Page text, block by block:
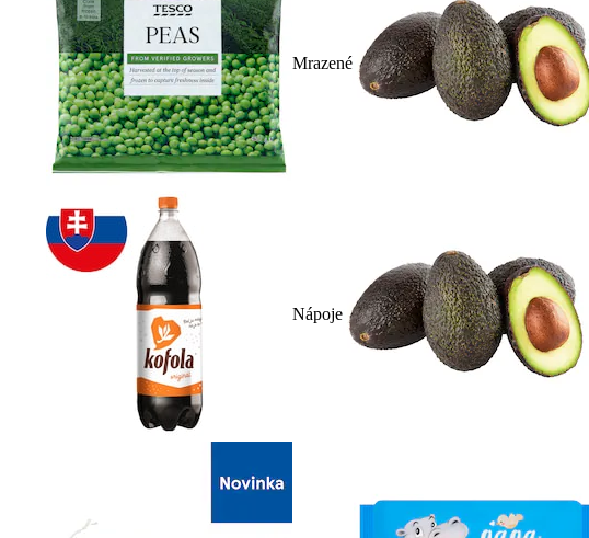
Mrazené
Nápoje